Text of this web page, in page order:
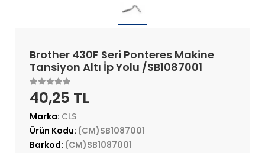
Brother 430F Seri Ponteres Makine
Tansiyon Altı İp Yolu /SB1087001
40,25 TL
Marka: CLS
Ürün Kodu: (CM)SB1087001
Barkod: (CM)SB1087001